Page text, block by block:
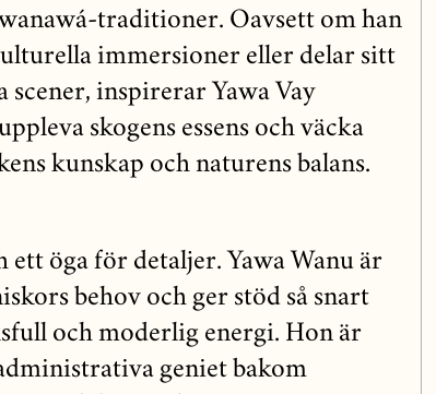
traditioner. Oavsett om han
immersioner eller delar sitt
inspirerar Yawa Vay
skogens essens och väcka
kunskap och naturens balans.
öga för detaljer. Yawa Wanu är
behov och ger stöd så snart
och moderlig energi. Hon är
geniet bakom